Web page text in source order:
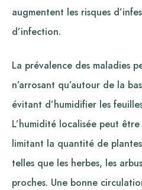
augmentent les risques
d’infection.
La prévalence des maladies
n’arrosant qu’autour de la
évitant d’humidifier les
L’humidité localisée peut
limitant la quantité de
telles que les herbes, les
proches. Une bonne